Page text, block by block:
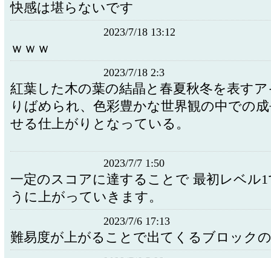
快感は堪らないです
2023/7/18 13:12
ｗｗｗ
2023/7/18 2:3
紅葉した木の葉の結晶と春夏秋冬を表す
りばめられ、色彩豊かな世界観の中での
せる仕上がりとなっている。
2023/7/7 1:50
一定のスコアに達することで 最初レベル
うに上がっていきます。
2023/7/6 17:13
難易度が上がることで出てくるブロック